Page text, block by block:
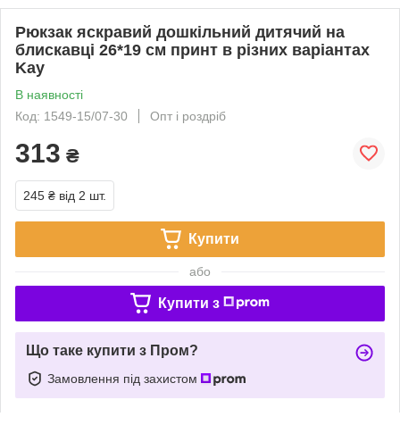
Рюкзак яскравий дошкільний дитячий на
блискавці 26*19 см принт в різних варіантах
Kay
В наявності
Код: 1549-15/07-30
Опт і роздріб
313 ₴
245 ₴ від 2 шт.
Купити
або
Купити з
Що таке купити з Пром?
Замовлення під захистом